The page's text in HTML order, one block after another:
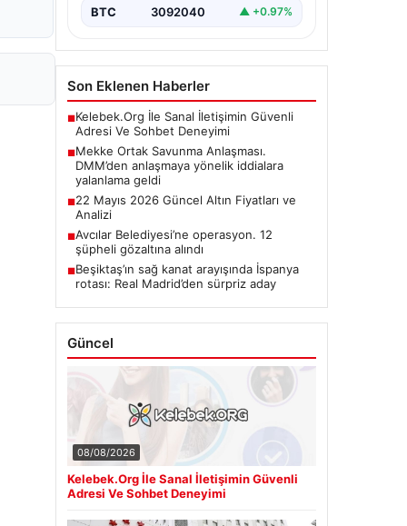
BTC 3092040 ▲ +0.97%
Son Eklenen Haberler
■Kelebek.Org İle Sanal İletişimin Güvenli
Adresi Ve Sohbet Deneyimi
■Mekke Ortak Savunma Anlaşması.
DMM’den anlaşmaya yönelik iddialara
yalanlama geldi
■22 Mayıs 2026 Güncel Altın Fiyatları ve
Analizi
■Avcılar Belediyesi’ne operasyon. 12
şüpheli gözaltına alındı
■Beşiktaş’ın sağ kanat arayışında İspanya
rotası: Real Madrid’den sürpriz aday
Güncel
08/08/2026
Kelebek.Org İle Sanal İletişimin Güvenli
Adresi Ve Sohbet Deneyimi